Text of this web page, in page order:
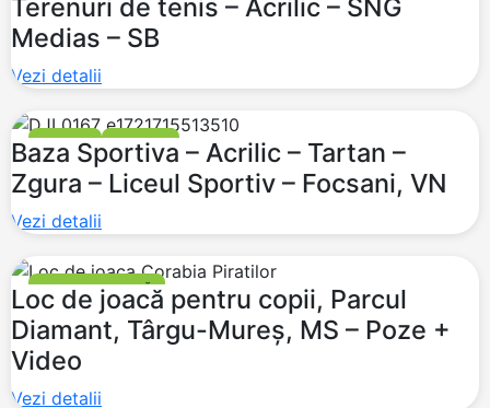
Terenuri de tenis – Acrilic – SNG
Medias – SB
Vezi detalii
FOTBAL TRIBUNE
Baza Sportiva – Acrilic – Tartan –
Zgura – Liceul Sportiv – Focsani, VN
Vezi detalii
LOCURI DE JOACĂ
Loc de joacă pentru copii, Parcul
Diamant, Târgu-Mureș, MS – Poze +
Video
Vezi detalii